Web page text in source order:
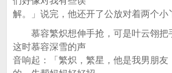
解。」说完，他还开了公放对着两个小
慕容繁炽想伸手抢，可是叶云翎把
这时慕容深雪的声
音响起：「繁炽，繁星，他是我男朋友